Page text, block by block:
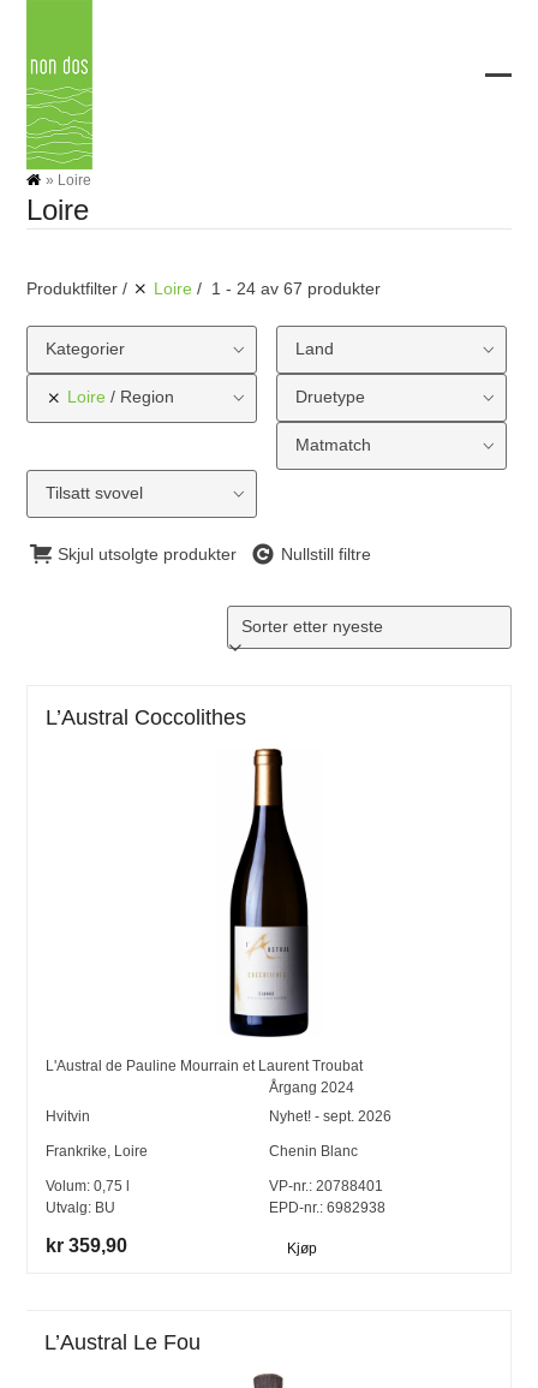
content
» Loire
Loire
Produktfilter Loire 1 - 24 av 67 produkter
Kategorier Land
Loire Region Druetype
Matmatch
Tilsatt svovel
Skjul utsolgte produkter Nullstill filtre
L’Austral Coccolithes
L'Austral de Pauline Mourrain et Laurent Troubat
Årgang 2024
Hvitvin
Nyhet! - sept. 2026
Frankrike, Loire Chenin Blanc
Volum:0,75
Utvalg: BU
VP-nr.: 20788401
EPD-nr.: 6982938
kr 359,90 Kjøp
L’Austral Le Fou